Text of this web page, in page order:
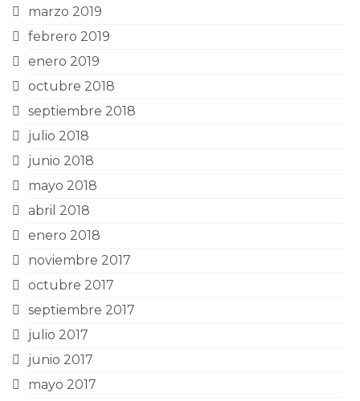
marzo 2019
febrero 2019
enero 2019
octubre 2018
septiembre 2018
julio 2018
junio 2018
mayo 2018
abril 2018
enero 2018
noviembre 2017
octubre 2017
septiembre 2017
julio 2017
junio 2017
mayo 2017